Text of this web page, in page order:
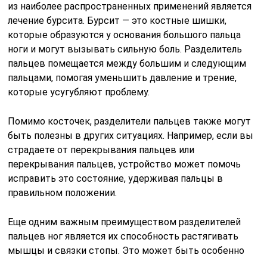
из наиболее распространенных применений является
лечение бурсита. Бурсит — это костные шишки,
которые образуются у основания большого пальца
ноги и могут вызывать сильную боль. Разделитель
пальцев помещается между большим и следующим
пальцами, помогая уменьшить давление и трение,
которые усугубляют проблему.
Помимо косточек, разделители пальцев также могут
быть полезны в других ситуациях. Например, если вы
страдаете от перекрывания пальцев или
перекрывания пальцев, устройство может помочь
исправить это состояние, удерживая пальцы в
правильном положении.
Еще одним важным преимуществом разделителей
пальцев ног является их способность растягивать
мышцы и связки стопы. Это может быть особенно